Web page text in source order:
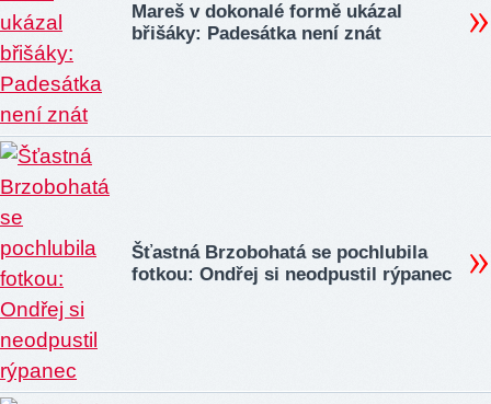
Mareš v dokonalé formě ukázal
břišáky: Padesátka není znát
Šťastná Brzobohatá se pochlubila
fotkou: Ondřej si neodpustil rýpanec